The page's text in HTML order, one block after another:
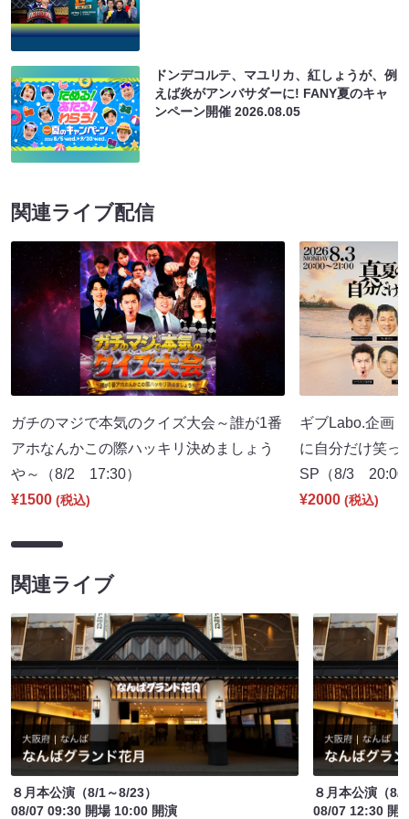
ドンデコルテ、マユリカ、紅しょうが、例
えば炎がアンバサダーに! FANY夏のキャ
ンペーン開催2026.08.05
関連ライブ配信
ガチのマジで本気のクイズ大会～誰が1番
アホなんかこの際ハッキリ決めましょう
や～（8/2 17:30）
¥1500 (税込)
ギブLabo.企画
に自分だけ笑っ
SP（8/3 20:00
¥2000 (税込)
関連ライブ
８月本公演（8/1～8/23）
08/07 09:30 開場 10:00 開演
８月本公演（8/
08/07 12:30 開